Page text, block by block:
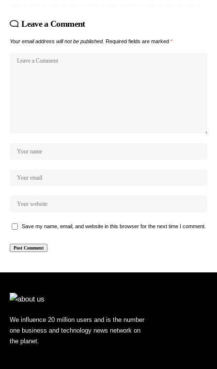
Leave a Comment
Your email address will not be published. Required fields are marked *
Save my name, email, and website in this browser for the next time I comment.
We influence 20 million users and is the number
one business and technology news network on
the planet.